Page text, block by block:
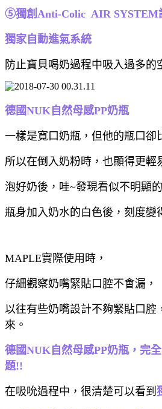
⑤獨創Anti-Colic AIR SYSTEM
獨家自動進氣系統
防止寶貝喝奶過程中吸入過多的
德國NUK自然母感PP奶瓶
一樣是寬口奶瓶，但他的瓶口卻
所以在倒入奶粉時，也顯得更輕
泡好奶後，哇~發現看似不明顯
瓶身加入奶水的白色後，刻度變
MAPLE實際使用時，
仔細觀察奶嘴緊貼口腔不會漏，
以往有些奶嘴設計不夠緊貼口腔
來。
德國NUK自然母感PP奶瓶，完
題!!
在吸吮過程中，很清楚可以看到